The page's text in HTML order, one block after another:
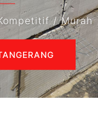
/ Murah